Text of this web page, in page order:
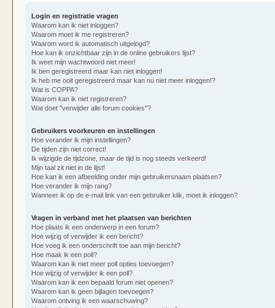
Login en registratie vragen
Waarom kan ik niet inloggen?
Waarom moet ik me registreren?
Waarom word ik automatisch uitgelogd?
Hoe kan ik onzichtbaar zijn in de online gebruikers lijst?
Ik weet mijn wachtwoord niet meer!
Ik ben geregistreerd maar kan niet inloggen!
Ik heb me ooit geregistreerd maar kan nu niet meer inloggen!?
Wat is COPPA?
Waarom kan ik niet registreren?
Wat doet "verwijder alle forum cookies"?
Gebruikers voorkeuren en instellingen
Hoe verander ik mijn instellingen?
De tijden zijn niet correct!
Ik wijzigde de tijdzone, maar de tijd is nog steeds verkeerd!
Mijn taal zit niet in de lijst!
Hoe kan ik een afbeelding onder mijn gebruikersnaam plaatsen?
Hoe verander ik mijn rang?
Wanneer ik op de e-mail link van een gebruiker klik, moet ik inloggen?
Vragen in verband met het plaatsen van berichten
Hoe plaats ik een onderwerp in een forum?
Hoe wijzig of verwijder ik een bericht?
Hoe voeg ik een onderschrift toe aan mijn bericht?
Hoe maak ik een poll?
Waarom kan ik niet meer poll opties toevoegen?
Hoe wijzig of verwijder ik een poll?
Waarom kan ik een bepaald forum niet openen?
Waarom kan ik geen bijlagen toevoegen?
Waarom ontving ik een waarschuwing?